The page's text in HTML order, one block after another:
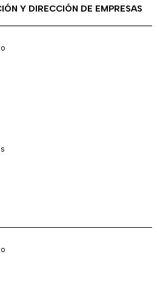
Y DIRECCIÓN DE EMPRESAS